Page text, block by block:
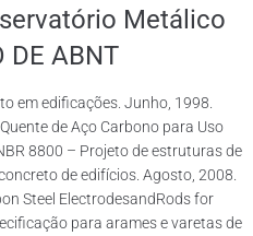
Metálico
DE ABNT
em edificações. Junho, 1998.
de Aço Carbono para Uso
8800 – Projeto de estruturas de
de edifícios. Agosto, 2008.
Steel ElectrodesandRods for
para arames e varetas de